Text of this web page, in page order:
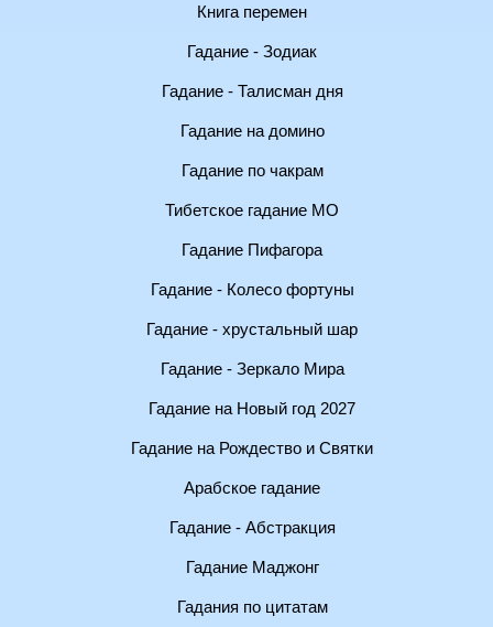
Книга перемен
Гадание - Зодиак
Гадание - Талисман дня
Гадание на домино
Гадание по чакрам
Тибетское гадание МО
Гадание Пифагора
Гадание - Колесо фортуны
Гадание - хрустальный шар
Гадание - Зеркало Мира
Гадание на Новый год 2027
Гадание на Рождество и Святки
Арабское гадание
Гадание - Абстракция
Гадание Маджонг
Гадания по цитатам